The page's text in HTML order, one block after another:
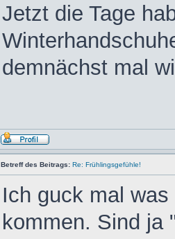
Jetzt die Tage
demnächst mal
Betreff des Beitrags: Re: Frühlingsgefühle!
Ich guck mal
kommen. Sind ja